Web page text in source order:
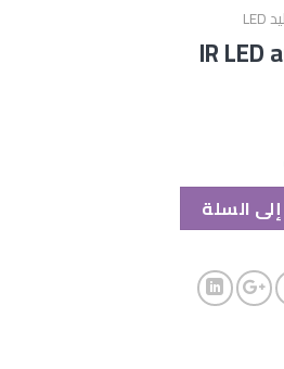
ليد LED
IR LED
السلة